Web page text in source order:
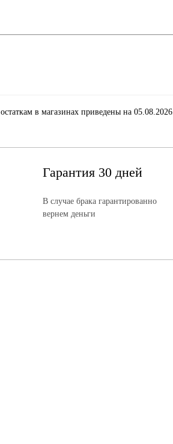
в магазинах приведены на 05.08.2026.
Гарантия 30 дней
В случае брака гарантированно
вернем деньги